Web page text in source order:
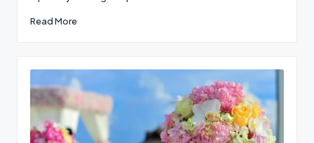
Read More